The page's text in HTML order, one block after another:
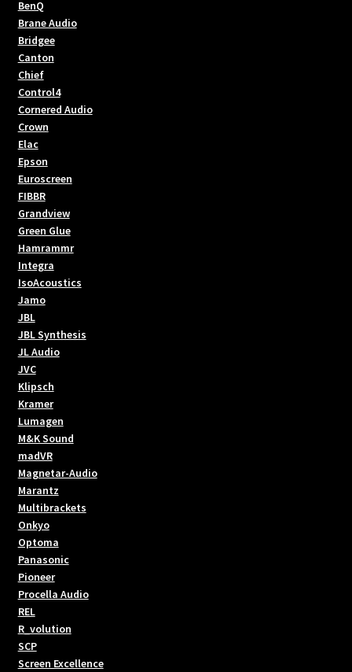
BenQ
Brane Audio
Bridgee
Canton
Chief
Control4
Cornered Audio
Crown
Elac
Epson
Euroscreen
FIBBR
Grandview
Green Glue
Hamrammr
Integra
IsoAcoustics
Jamo
JBL
JBL Synthesis
JL Audio
JVC
Klipsch
Kramer
Lumagen
M&K Sound
madVR
Magnetar-Audio
Marantz
Multibrackets
Onkyo
Optoma
Panasonic
Pioneer
Procella Audio
REL
R_volution
SCP
Screen Excellence